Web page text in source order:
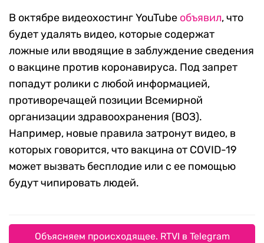
В октябре видеохостинг YouTube объявил, что
будет удалять видео, которые содержат
ложные или вводящие в заблуждение сведения
о вакцине против коронавируса. Под запрет
попадут ролики с любой информацией,
противоречащей позиции Всемирной
организации здравоохранения (ВОЗ).
Например, новые правила затронут видео, в
которых говорится, что вакцина от COVID-19
может вызвать бесплодие или с ее помощью
будут чипировать людей.
Объясняем происходящее. RTVI в Telegram